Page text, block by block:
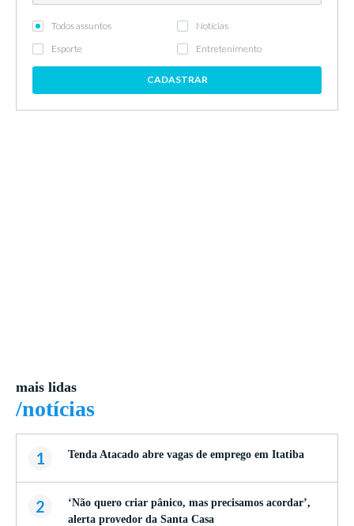
Todos assuntos
Notícias
Esporte
Entretenimento
CADASTRAR
mais lidas
/notícias
1 Tenda Atacado abre vagas de emprego em Itatiba
2
‘Não quero criar pânico, mas precisamos acordar’,
alerta provedor da Santa Casa